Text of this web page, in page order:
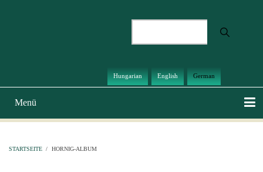
Hungarian English German
Hauptnavigation
Menü
STARTSEITE / HORNIG-ALBUM